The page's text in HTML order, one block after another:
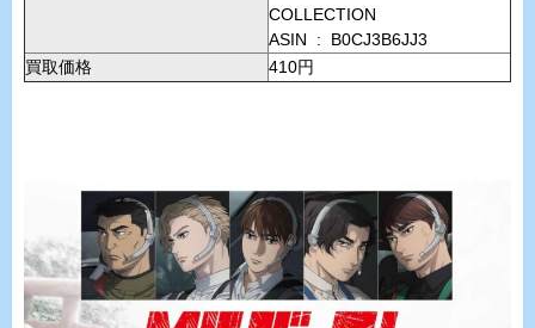
COLLECTION
ASIN ‏ : ‎ B0CJ3B6JJ3
買取価格
410円